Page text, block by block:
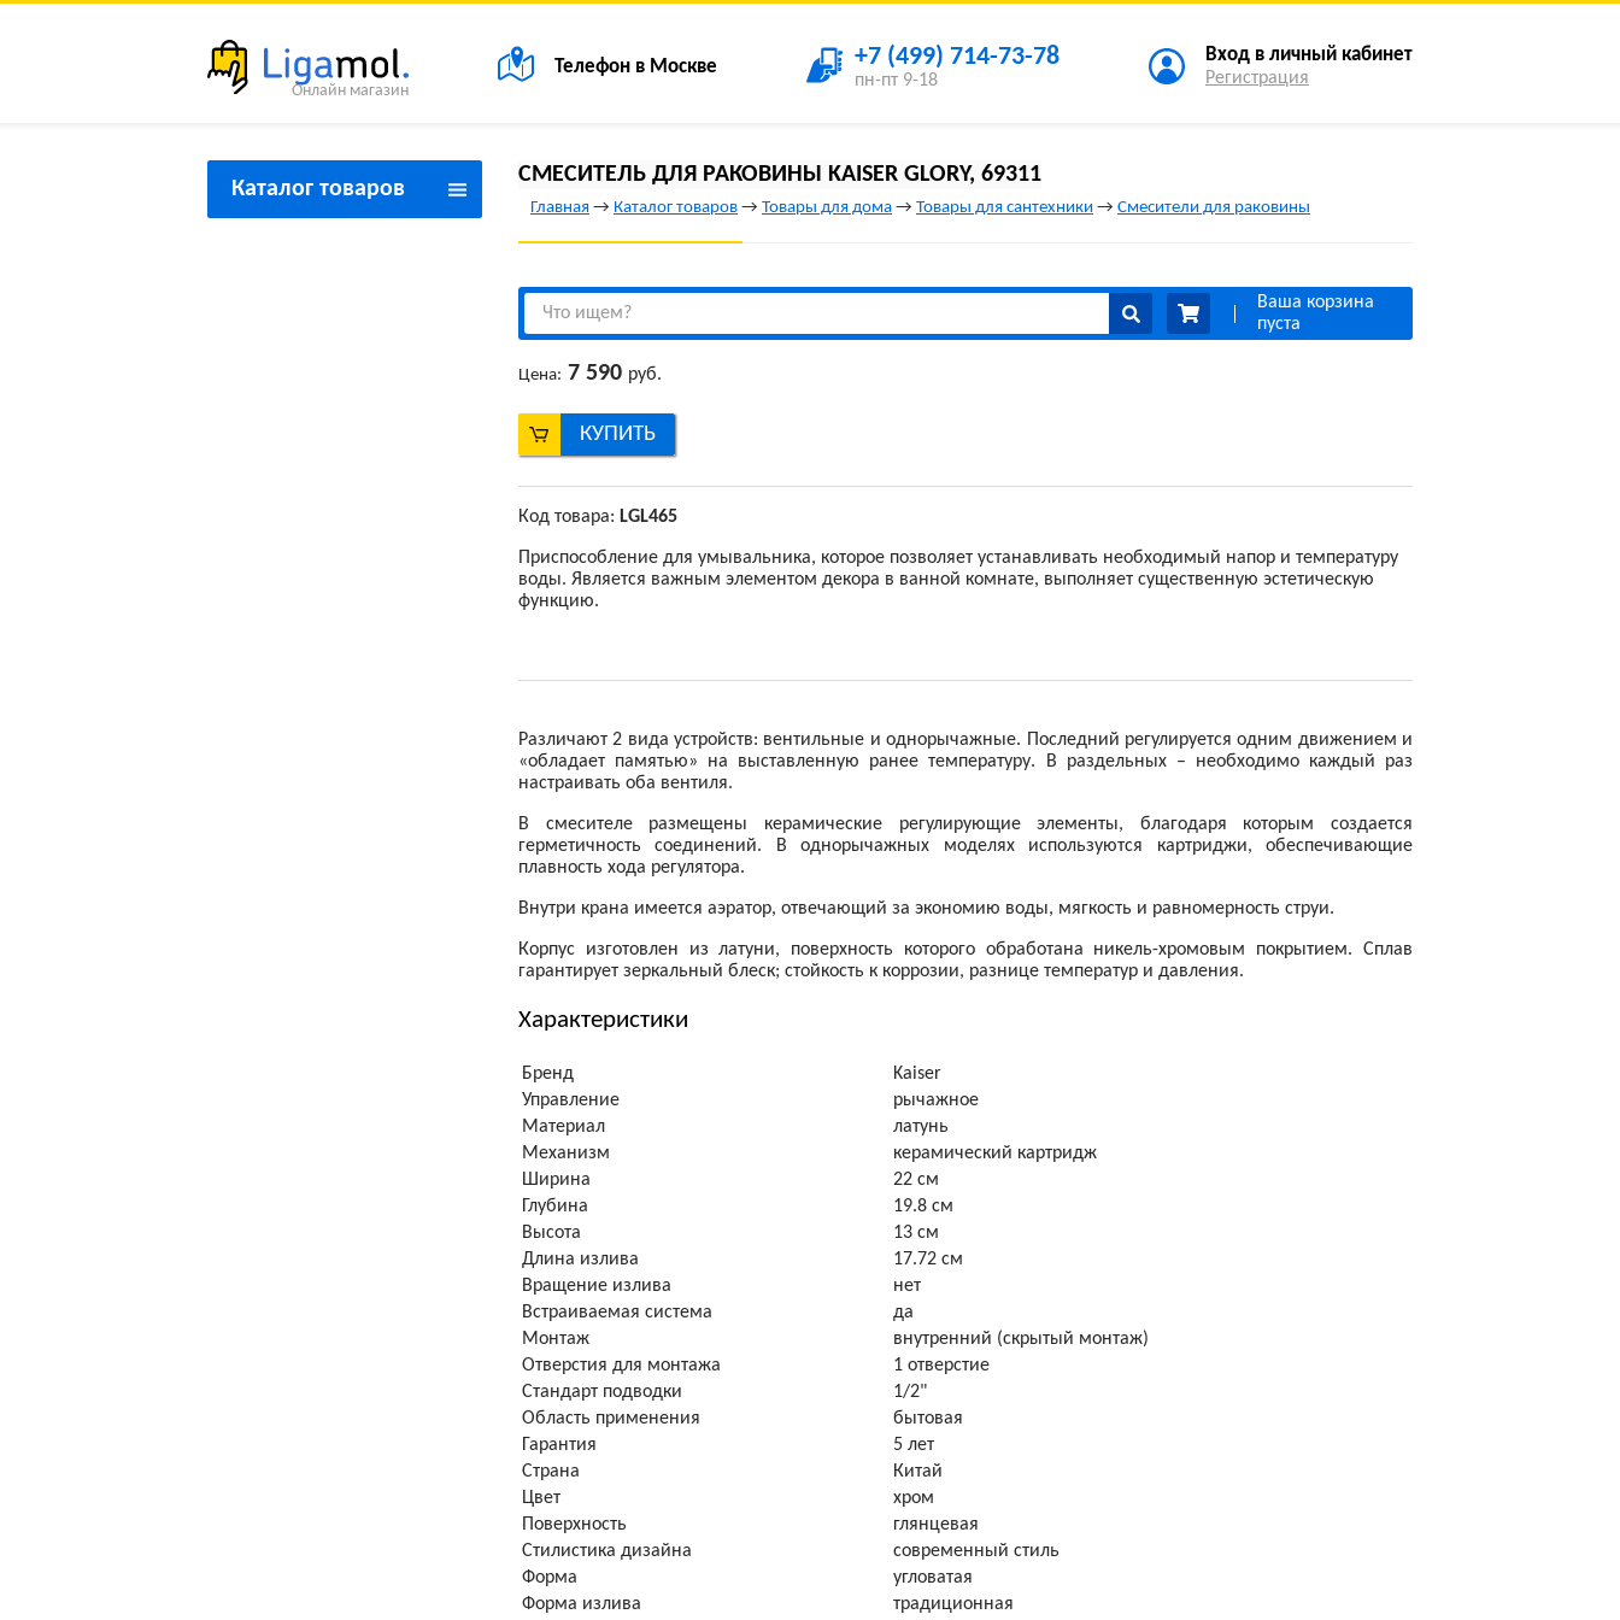
СМЕСИТЕЛЬ ДЛЯ РАКОВИНЫ KAISER GLORY, 69311
Главная → Каталог товаров → Товары для дома → Товары для сантехники → Смесители для раковины
Ваша корзина
пуста
Цена: 7 590 руб.
КУПИТЬ
Код товара: LGL465
Приспособление для умывальника, которое позволяет устанавливать необходимый напор и температуру
воды. Является важным элементом декора в ванной комнате, выполняет существенную эстетическую
функцию.
Различают 2 вида устройств: вентильные и однорычажные. Последний регулируется одним движением и
«обладает памятью» на выставленную ранее температуру. В раздельных – необходимо каждый раз
настраивать оба вентиля.
В смесителе размещены керамические регулирующие элементы, благодаря которым создается
герметичность соединений. В однорычажных моделях используются картриджи, обеспечивающие
плавность хода регулятора.
Внутри крана имеется аэратор, отвечающий за экономию воды, мягкость и равномерность струи.
Корпус изготовлен из латуни, поверхность которого обработана никель-хромовым покрытием. Сплав
гарантирует зеркальный блеск; стойкость к коррозии, разнице температур и давления.
Характеристики
Бренд
Kaiser
Управление
рычажное
Материал
латунь
Механизм
керамический картридж
Ширина
22 см
Глубина
19.8 см
Высота
13 см
Длина излива
17.72 см
Вращение излива
нет
Встраиваемая система
да
Монтаж
внутренний (скрытый монтаж)
Отверстия для монтажа
1 отверстие
Стандарт подводки
1/2"
Область применения
бытовая
Гарантия
5 лет
Страна
Китай
Цвет
хром
Поверхность
глянцевая
Стилистика дизайна
современный стиль
Форма
угловатая
Форма излива
традиционная
Каталог товаров
Онлайн магазин
Телефон в Москве +7 (499) 714-73-78
пн-пт 9-18
Вход в личный кабинет
Регистрация